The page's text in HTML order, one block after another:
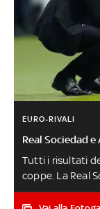
EURO-RIVALI
Real Sociedad
Tutti i risultati
coppe. La Real
spaventa il
al Bernabeu. Ieri